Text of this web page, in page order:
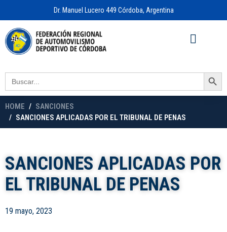
Dr. Manuel Lucero 449 Córdoba, Argentina
Search
for:
Search Button
HOME
SANCIONES
SANCIONES APLICADAS POR EL TRIBUNAL DE PENAS
SANCIONES APLICADAS POR
EL TRIBUNAL DE PENAS
19 mayo, 2023